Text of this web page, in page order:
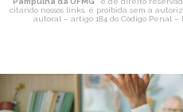
citando nossos links, é proibida sem a
autoral – artigo 184 do Código Penal –